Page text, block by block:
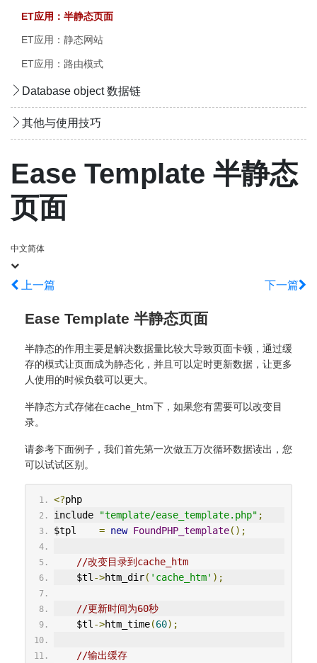
ET应用：半静态页面
ET应用：静态网站
ET应用：路由模式
Database object 数据链
其他与使用技巧
Ease Template 半静态
页面
中文简体
上一篇 下一篇
Ease Template 半静态页面
半静态的作用主要是解决数据量比较大导致页面卡顿，通过缓
存的模式让页面成为静态化，并且可以定时更新数据，让更多
人使用的时候负载可以更大。
半静态方式存储在cache_htm下，如果您有需要可以改变目
录。
请参考下面例子，我们首先第一次做五万次循环数据读出，您
可以试试区别。
<?php
include
"template/ease_template.php" ;
$tpl = new FoundPHP_template();
//改变目录到cache_htm
    $tl
->htm_dir( 'cache_htm' );
//更新时间为60秒
    $tl
->htm_time(60);
//输出缓存